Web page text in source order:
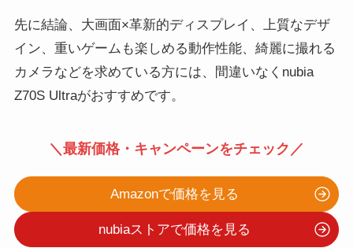
先に結論、大画面×革新的ディスプレイ、上質なデザ
イン、重いゲームも楽しめる動作性能、綺麗に撮れる
カメラなどを求めている方には、間違いなくnubia
Z70S Ultraがおすすめです。
＼最新価格・キャンペーンをチェック／
Amazonで価格を見る
nubiaストアで価格を見る